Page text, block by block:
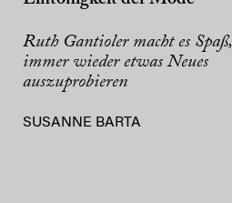
Ruth Gantioler macht es Spaß,
immer wieder etwas Neues
auszuprobieren
SUSANNE BARTA